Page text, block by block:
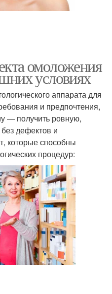
омоложения
условиях
аппарата для
и предпочтения,
— получить ровную,
дефектов и
которые способны
процедур: